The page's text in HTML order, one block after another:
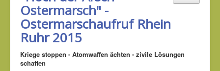
Ostermarsch" -
Ostermarschaufruf Rhein
Ruhr 2015
Kriege stoppen - Atomwaffen ächten - zivile Lösungen
schaffen